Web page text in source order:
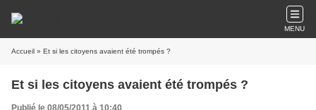
MENU
Accueil » Et si les citoyens avaient été trompés ?
Et si les citoyens avaient été trompés ?
Publié le 08/05/2011 à 10:40